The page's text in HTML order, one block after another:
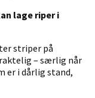
lage riper i
striper på
– særlig når
er i dårlig stand,